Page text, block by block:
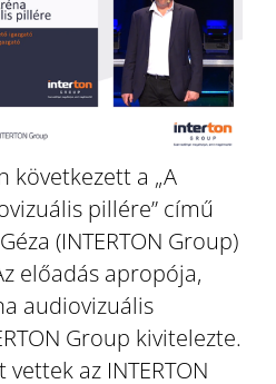
következett a „A
pillére” című
(INTERTON Group)
előadás apropója,
audiovizuális
Group kivitelezte.
az INTERTON